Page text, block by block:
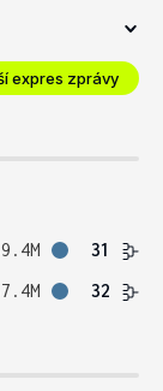
expres zprávy
31
32